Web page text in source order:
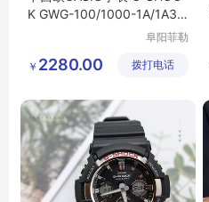
K GWG-100/1000-1A/1A3/1
阜阳菲勒
公司
￥ 2280.00 拨打电话